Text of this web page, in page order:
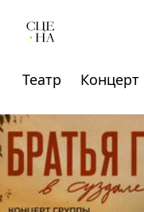
Театр Концерт